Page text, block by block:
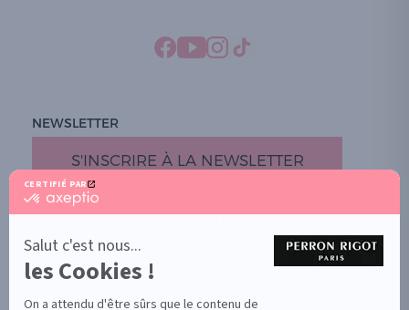
CERTIFIÉ PAR
certifié
En
savoir
plus
sur
Salut c'est nous...
les Cookies !
On a attendu d'être sûrs que le contenu de
NEWSLETTER
S'INSCRIRE À LA NEWSLETTER
BOUTIQUE PARTICULIERS